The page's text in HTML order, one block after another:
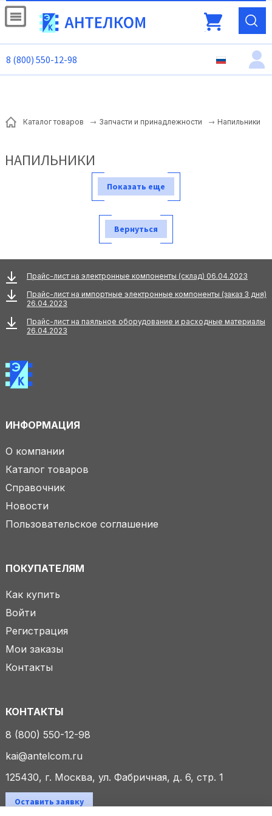
8 (800) 550-12-98
Каталог товаров Запчасти и принадлежности Напильники
НАПИЛЬНИКИ
Показать еще
Вернуться
Прайс-лист на электронные компоненты (склад) 06.04.2023
Прайс-лист на импортные электронные компоненты (заказ 3 дня)
26.04.2023
Прайс-лист на паяльное оборудование и расходные материалы
26.04.2023
ИНФОРМАЦИЯ
О компании
Каталог товаров
Справочник
Новости
Пользовательское соглашение
ПОКУПАТЕЛЯМ
Как купить
Войти
Регистрация
Мои заказы
Контакты
КОНТАКТЫ
8 (800) 550-12-98
kai@antelcom.ru
125430, г. Москва, ул. Фабричная, д. 6, стр. 1
Оставить заявку